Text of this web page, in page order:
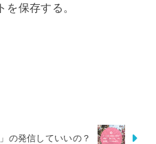
保存する。
の発信していいの？